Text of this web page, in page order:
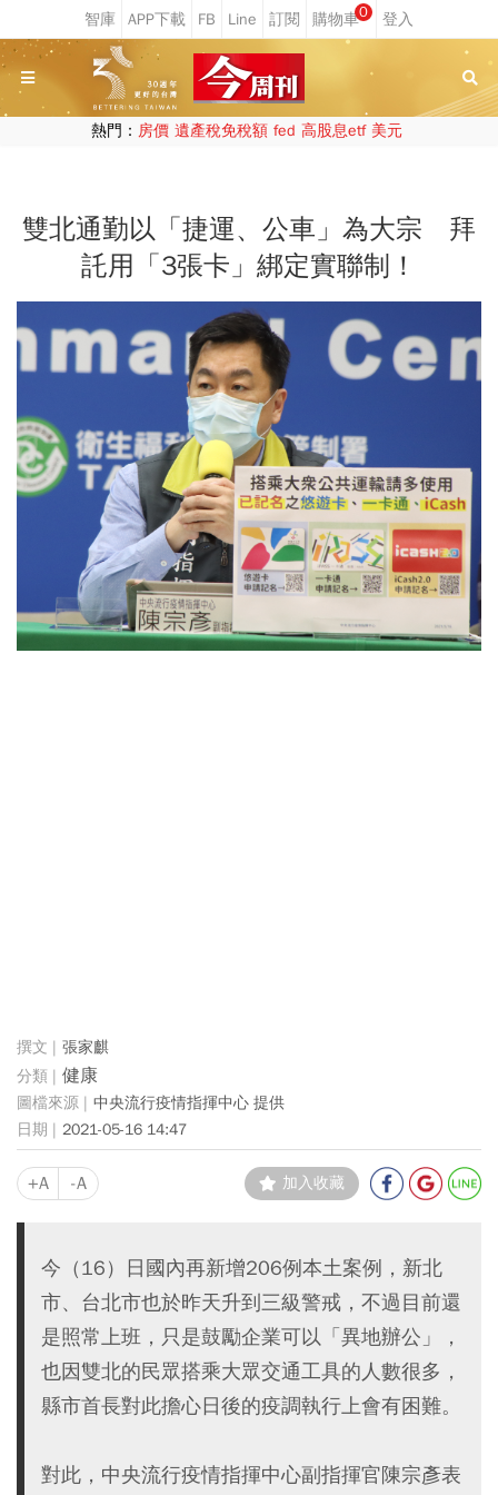
0
熱門： 房價 遺產稅免稅額 fed 高股息etf 美元
雙北通勤以「捷運、公車」為大宗 拜
託用「3張卡」綁定實聯制！
張家麒
健康
中央流行疫情指揮中心 提供
2021-05-16 14:47
+A -A 加入收藏
今（16）日國內再新增206例本土案例，新北
市、台北市也於昨天升到三級警戒，不過目前還
是照常上班，只是鼓勵企業可以「異地辦公」，
也因雙北的民眾搭乘大眾交通工具的人數很多，
縣市首長對此擔心日後的疫調執行上會有困難。
對此，中央流行疫情指揮中心副指揮官陳宗彥表